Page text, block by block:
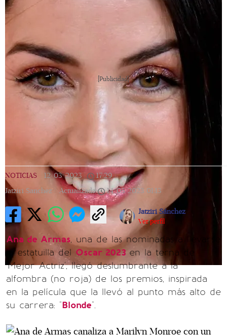
[Publicidad]
NOTICIAS 12/03/2023 17:29 |
Jatziri Sanchez |
Actualizada 14/05/2023 01:13
Jatziri Sánchez
Ver perfil
Ana de Armas, una de las nominadas a llevarse
la estatuilla del Oscar 2023 en la terna de
'Mejor Actriz', llegó deslumbrante a la
alfombra (no roja) de los premios, inspirada
en la película que la llevó al punto más alto de
su carrera: "Blonde".